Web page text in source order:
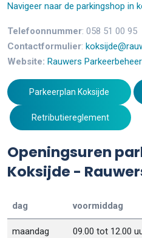
Navigeer naar de parkingshop in
Telefoonnummer: 058 51 00 95
Contactformulier:
Website: Rauwers Parkeerbeheer
Parkeerplan Koksijde
Retributiereglement
Openingsuren
Koksijde -
dag voormiddag
maandag 09.00 tot 12.00